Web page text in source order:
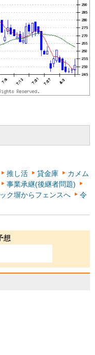
推し活 貸金庫
カメム
事業承継(後継者問題)
ク塀からフェンスへ
令
想